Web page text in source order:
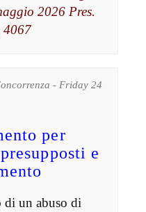
2026 Pres.
4067
- Friday 24
per
e
di un abuso di